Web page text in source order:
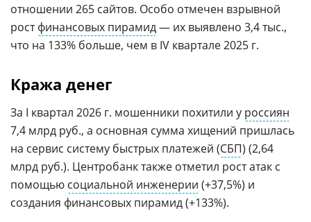
отношении 265 сайтов. Особо отмечен взрывной
ростфинансовых пирамид— их выявлено 3,4 тыс.,
что на 133% больше, чем в IV квартале 2025 г.
Кража денег
За I квартал 2026 г. мошенники похитили у россиян
7,4 млрд руб., а основная сумма хищений пришлась
на сервис систему быстрых платежей (СБП) (2,64
млрд руб.). Центробанк также отметил рост атак с
помощью социальной инженерии (+37,5%) и
создания финансовых пирамид (+133%).